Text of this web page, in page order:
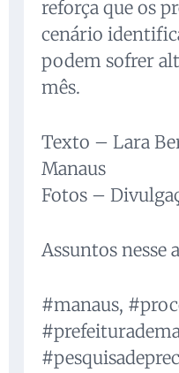
reforça que os
cenário
podem sofrer
mês.
Texto – Lara
Manaus
Fotos –
Assuntos nesse
#manaus,